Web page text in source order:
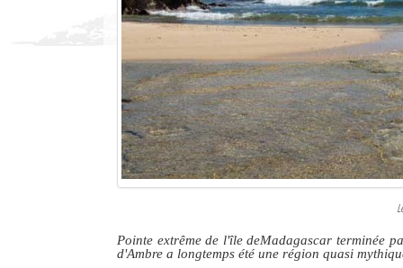
Le Nord de MadagascarPointe extrême de l'île deMadagascar terminée
d'Ambre a longtemps été une région quasi